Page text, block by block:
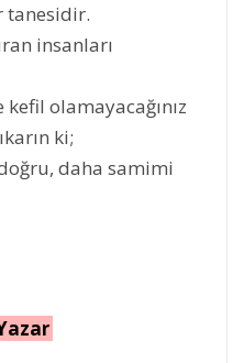
tanesidir.
insanları
olamayacağınız
ki;
daha samimi